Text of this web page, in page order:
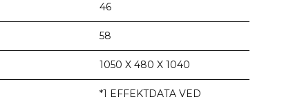
46
58
1050 X 480 X 1040
*1 EFFEKTDATA VED